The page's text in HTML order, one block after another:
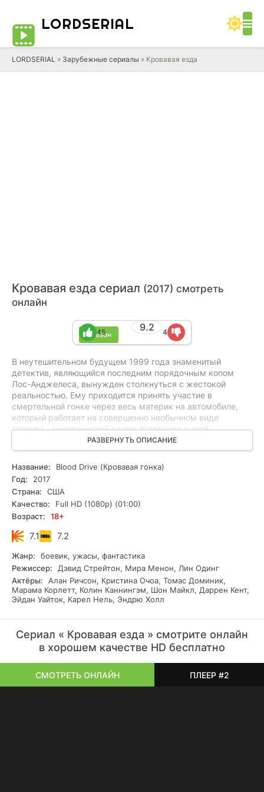
LORDSERIAL
LORDSERIAL » Зарубежные сериалы » Кровавая езда
Кровавая езда сериал (2017) смотреть
онлайн
1 сезон
9.2
45 4
В неутешительном будущем 1999 года знаменитый
детектив, являющийся последним порядочным копом
Лос-Анджелеса, вынужден столкнуться с жестокой
реальностью. Ему приходится принять участие в
смертельной гонке через весь материк на автомобиле,
который работает на совершенно необычном виде
топлива - человеческой крови. Компанию в этой
безжалостной гонке составляет загадочная женщина, для
которой люди являются лишь источником необходимого
топлива.
РАЗВЕРНУТЬ ОПИСАНИЕ
Название:
Blood Drive (Кровавая гонка)
Год:
2017
Страна:
США
Качество:
Full HD (1080p) (01:00)
Возраст:
18+
7.1 7.2
Жанр:
боевик, ужасы, фантастика
Режиссер:
Дэвид Стрейтон, Мира Менон, Лин Одинг
Актёры:
Алан Ричсон, Кристина Очоа, Томас Доминик,
Марама Корлетт, Колин Каннингэм, Шон Майкл, Даррен Кент,
Эйдан Уайток, Карел Нель, Эндрю Холл
Сериал « Кровавая езда » смотрите онлайн
в хорошем качестве HD бесплатно
СМОТРЕТЬ ОНЛАЙН ПЛЕЕР #2